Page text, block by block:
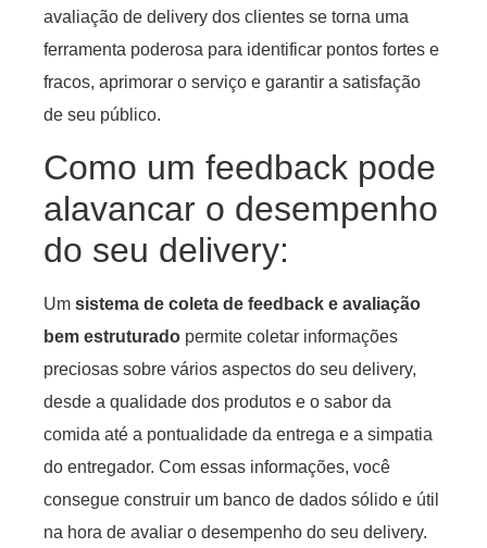
avaliação de delivery dos clientes se torna uma
ferramenta poderosa para identificar pontos fortes e
fracos, aprimorar o serviço e garantir a satisfação
de seu público.
Como um feedback pode
alavancar o desempenho
do seu delivery:
Um sistema de coleta de feedback e avaliação
bem estruturado permite coletar informações
preciosas sobre vários aspectos do seu delivery,
desde a qualidade dos produtos e o sabor da
comida até a pontualidade da entrega e a simpatia
do entregador. Com essas informações, você
consegue construir um banco de dados sólido e útil
na hora de avaliar o desempenho do seu delivery.